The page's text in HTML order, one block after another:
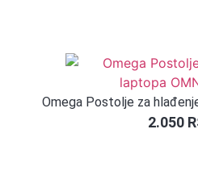
Omega Postolje za
2.050